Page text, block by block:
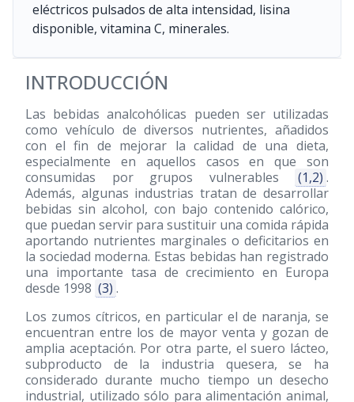
eléctricos pulsados de alta intensidad, lisina
disponible, vitamina C, minerales.
INTRODUCCIÓN
Las bebidas analcohólicas pueden ser utilizadas
como vehículo de diversos nutrientes, añadidos
con el fin de mejorar la calidad de una dieta,
especialmente en aquellos casos en que son
consumidas por grupos vulnerables
(1,2) .
Además, algunas industrias tratan de desarrollar
bebidas sin alcohol, con bajo contenido calórico,
que puedan servir para sustituir una comida rápida
aportando nutrientes marginales o deficitarios en
la sociedad moderna. Estas bebidas han registrado
una importante tasa de crecimiento en Europa
desde 1998 (3) .
Los zumos cítricos, en particular el de naranja, se
encuentran entre los de mayor venta y gozan de
amplia aceptación. Por otra parte, el suero lácteo,
subproducto de la industria quesera, se ha
considerado durante mucho tiempo un desecho
industrial, utilizado sólo para alimentación animal,